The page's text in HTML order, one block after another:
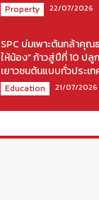
Property 22/07/2026
SPC บ่มเพาะต้นกล้าคุ
ให้น้อง” ก้าวสู่ปีที่ 10 ป
เยาวชนต้นแบบทั่วประเท
Education 21/07/2026